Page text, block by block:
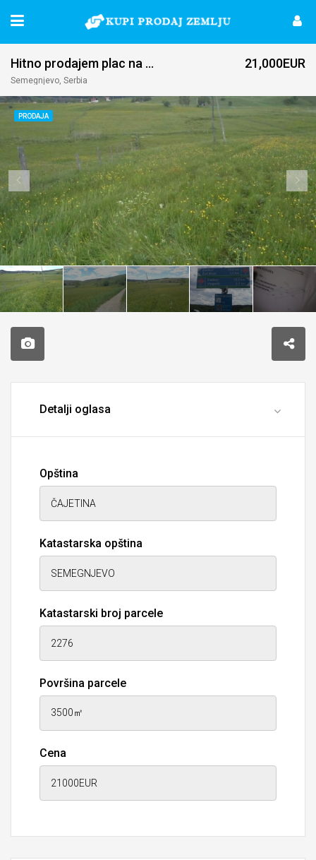
Hitno prodajem plac na Zlatiboru-Semegnjevo
Semegnjevo, Serbia
21,000EUR
PRODAJA
Detalji oglasa
Opština
Katastarska opština
Katastarski broj parcele
Površina parcele
Cena